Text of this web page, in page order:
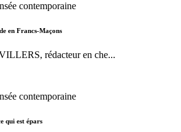
contemporaine
en Francs-Maçons
rédacteur en che...
contemporaine
qui est épars